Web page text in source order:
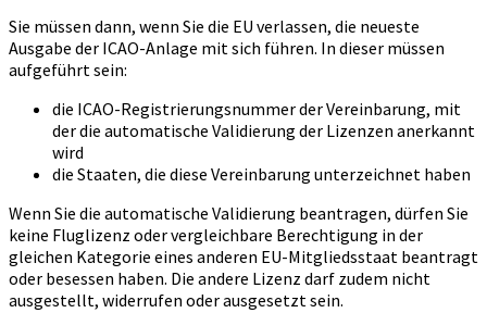
Sie müssen dann, wenn Sie die EU verlassen, die neueste
Ausgabe der ICAO-Anlage mit sich führen. In dieser müssen
aufgeführt sein:
die ICAO-Registrierungsnummer der Vereinbarung, mit
der die automatische Validierung der Lizenzen anerkannt
wird
die Staaten, die diese Vereinbarung unterzeichnet haben
Wenn Sie die automatische Validierung beantragen, dürfen Sie
keine Fluglizenz oder vergleichbare Berechtigung in der
gleichen Kategorie eines anderen EU-Mitgliedsstaat beantragt
oder besessen haben. Die andere Lizenz darf zudem nicht
ausgestellt, widerrufen oder ausgesetzt sein.